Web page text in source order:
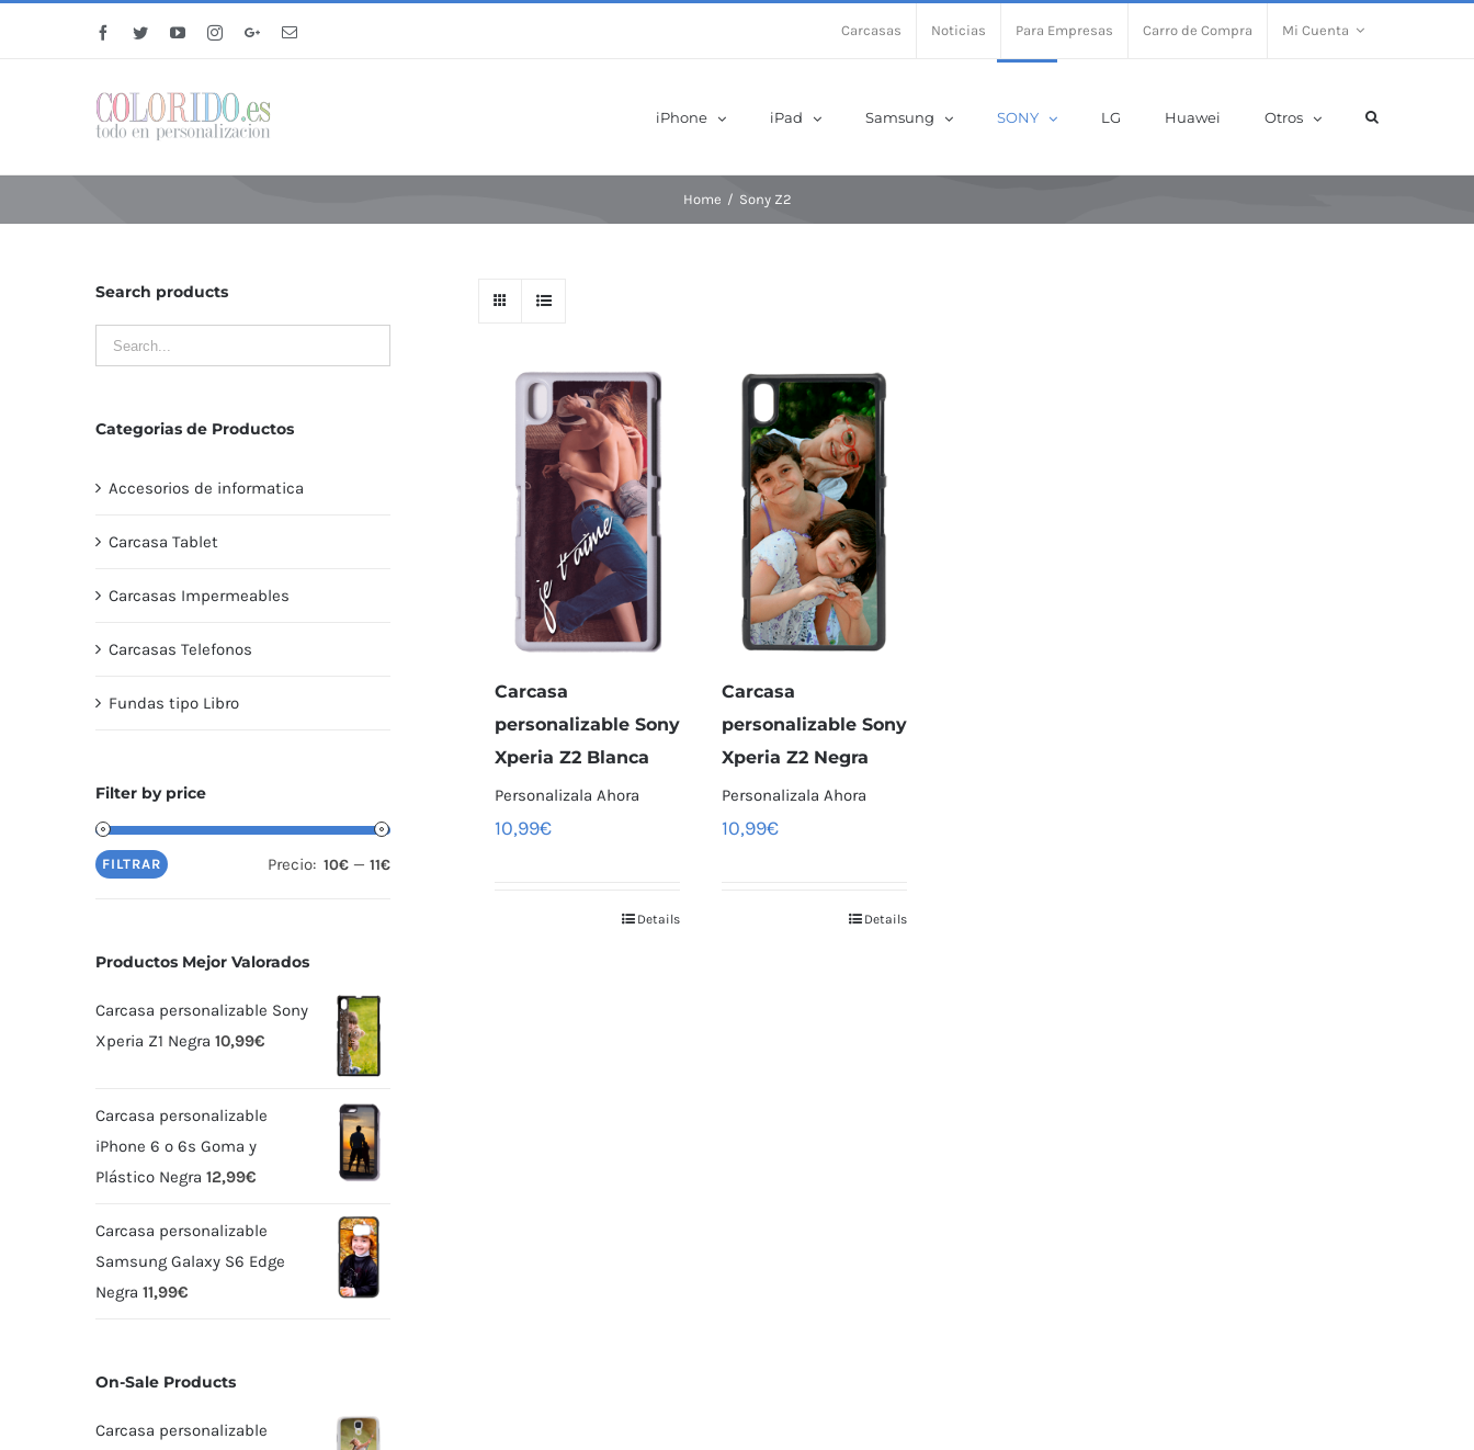
FacebookTwitterYouTubeInstagramGoogle+Email Carcasas Noticias Para Empresas Carro de Compra Mi Cuenta
iPhone iPad Samsung SONY LG Huawei Otros
Home / Sony Z2
Carcasa
personalizable Sony
Xperia Z2 Blanca
Personalizala Ahora
10,99€
Details
Carcasa
personalizable Sony
Xperia Z2 Negra
Personalizala Ahora
10,99€
Details
Search products
Categorias de Productos
Accesorios de informatica
Carcasa Tablet
Carcasas Impermeables
Carcasas Telefonos
Fundas tipo Libro
Filter by price
FILTRAR Precio: 10€ —11€
Productos Mejor Valorados
Carcasa personalizable Sony
Xperia Z1 Negra 10,99€
Carcasa personalizable
iPhone 6 o 6s Goma y
Plástico Negra 12,99€
Carcasa personalizable
Samsung Galaxy S6 Edge
Negra 11,99€
On-Sale Products
Carcasa personalizable